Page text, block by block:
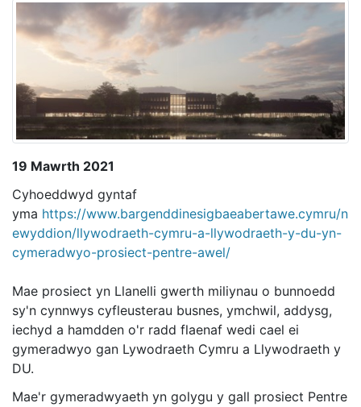
19 Mawrth 2021
Cyhoeddwyd gyntaf
yma https://www.bargenddinesigbaeabertawe.cymru/n
ewyddion/llywodraeth-cymru-a-llywodraeth-y-du-yn-
cymeradwyo-prosiect-pentre-awel/
Mae prosiect yn Llanelli gwerth miliynau o bunnoedd
sy'n cynnwys cyfleusterau busnes, ymchwil, addysg,
iechyd a hamdden o'r radd flaenaf wedi cael ei
gymeradwyo gan Lywodraeth Cymru a Llywodraeth y
DU.
Mae'r gymeradwyaeth yn golygu y gall prosiect Pentre